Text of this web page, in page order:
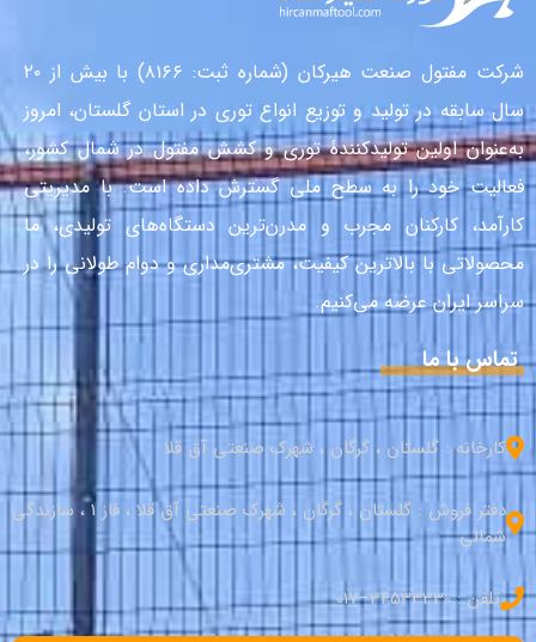
شرکت مفتول صنعت هیرکان (شماره ثبت: ۸۱۶۶) با بیش از ۲۰
سال سابقه در تولید و توزیع انواع توری در استان گلستان، امروز
به‌عنوان اولین تولیدکنندهٔ توری و کشش مفتول در شمال کشور،
فعالیت خود را به سطح ملی گسترش داده است. با مدیریتی
کارآمد، کارکنان مجرب و مدرن‌ترین دستگاه‌های تولیدی، ما
محصولاتی با بالاترین کیفیت، مشتری‌مداری و دوام طولانی را در
سراسر ایران عرضه می‌کنیم.
تماس با ما
کارخانه : گلستان ، گرگان ، شهرک صنعتی آق قلا
دفتر فروش : گلستان ، گرگان ، شهرک صنعتی آق قلا ، فاز 1 ، سازندگی
شمالی
تلفن : 34533330–017